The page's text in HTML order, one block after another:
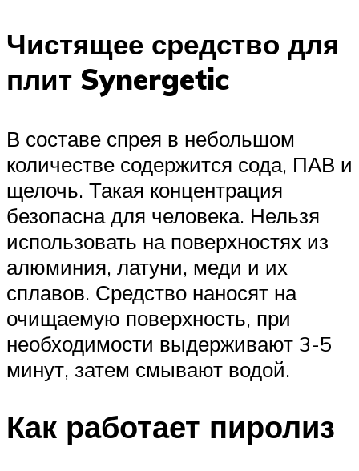
Чистящее средство для
плит Synergetic
В составе спрея в небольшом
количестве содержится сода, ПАВ и
щелочь. Такая концентрация
безопасна для человека. Нельзя
использовать на поверхностях из
алюминия, латуни, меди и их
сплавов. Средство наносят на
очищаемую поверхность, при
необходимости выдерживают 3-5
минут, затем смывают водой.
Как работает пиролиз